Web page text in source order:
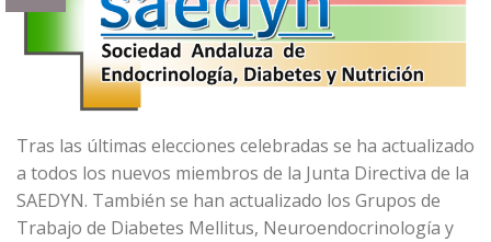
Tras las últimas elecciones celebradas se ha actualizado
a todos los nuevos miembros de la Junta Directiva de la
SAEDYN. También se han actualizado los Grupos de
Trabajo de Diabetes Mellitus, Neuroendocrinología y